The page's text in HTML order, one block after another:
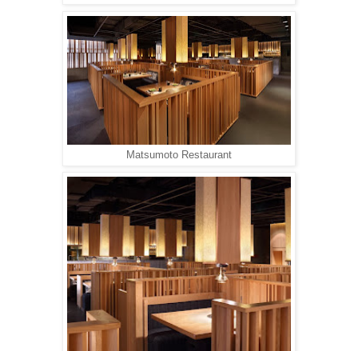
Matsumoto Restaurant